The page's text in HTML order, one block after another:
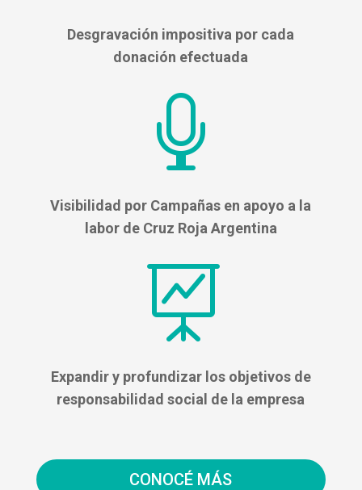
Desgravación impositiva por cada
donación efectuada

Visibilidad por Campañas en apoyo a la
labor de Cruz Roja Argentina

Expandir y profundizar los objetivos de
responsabilidad social de la empresa
CONOCÉ MÁS